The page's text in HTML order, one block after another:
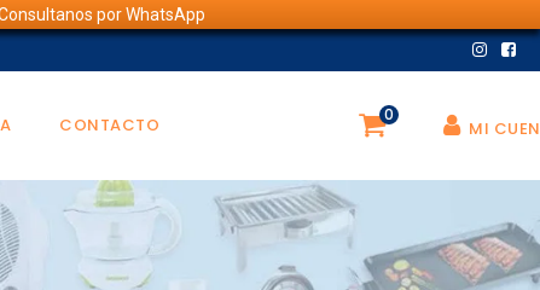
por WhatsApp
CONTACTO MI
0